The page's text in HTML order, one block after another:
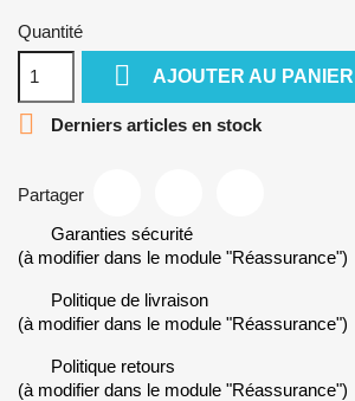
Quantité
 AJOUTER AU PANIER
 Derniers articles en stock
Partager
Garanties sécurité
(à modifier dans le module "Réassurance")
Politique de livraison
(à modifier dans le module "Réassurance")
Politique retours
(à modifier dans le module "Réassurance")